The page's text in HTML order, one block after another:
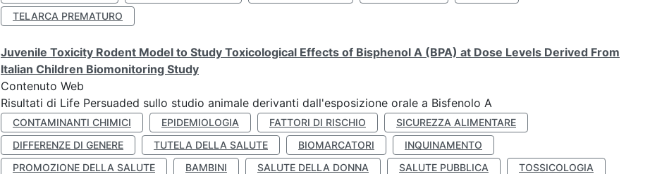
TELARCA PREMATURO
Juvenile Toxicity Rodent Model to Study Toxicological Effects of Bisphenol A (BPA) at Dose Levels Derived From
Italian Children Biomonitoring Study
Contenuto Web
Risultati di Life Persuaded sullo studio animale derivanti dall'esposizione orale a Bisfenolo A
CONTAMINANTI CHIMICI EPIDEMIOLOGIA FATTORI DI RISCHIO
SICUREZZA ALIMENTARE
DIFFERENZE DI GENERE
TUTELA DELLA SALUTE BIOMARCATORI
INQUINAMENTO
PROMOZIONE DELLA SALUTE
BAMBINI SALUTE DELLA DONNA SALUTE PUBBLICA
TOSSICOLOGIA